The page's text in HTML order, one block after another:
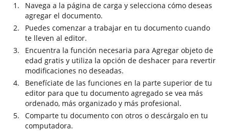
Navega a la página de carga y selecciona cómo deseas
agregar el documento.
Puedes comenzar a trabajar en tu documento cuando
te lleven al editor.
Encuentra la función necesaria para Agregar objeto de
edad gratis y utiliza la opción de deshacer para revertir
modificaciones no deseadas.
Benefíciate de las funciones en la parte superior de tu
editor para que tu documento agregado se vea más
ordenado, más organizado y más profesional.
Comparte tu documento con otros o descárgalo en tu
computadora.